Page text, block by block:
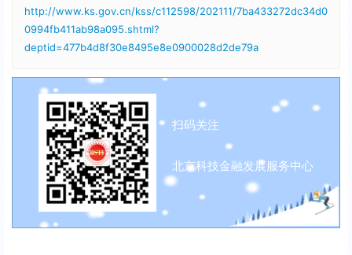
http://www.ks.gov.cn/kss/c112598/202111/7ba433272dc34d0
0994fb411ab98a095.shtml?
deptid=477b4d8f30e8495e8e0900028d2de79a
扫码关注
北京科技金融发展服务中心